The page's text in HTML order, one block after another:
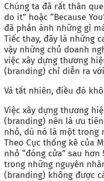
Chúng ta đã rất thân
do it” hoặc “Because
đã phản ánh những gì
Tiếc thay, đây là những
vậy những chủ doanh
việc xây dựng thương
(branding) chỉ diễn ra
Và tất nhiên, điều đó
Việc xây dựng thương
(branding) nên là ưu
nhỏ, dù nó là một trong
Theo Cục thống kê của
nhỏ “đóng cửa” sau
trong những nguyên
(branding) không được